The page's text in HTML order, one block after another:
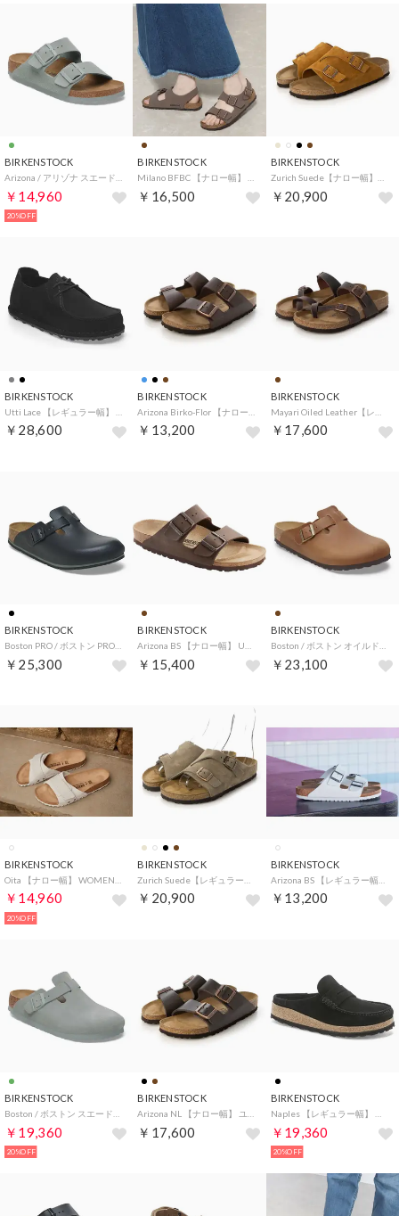
BIRKENSTOCK
Arizona / アリゾナ スエードレザー 【ナロー幅】 UNISEX （ピュアセージ）
￥14,960
20%OFF
BIRKENSTOCK
Milano BFBC 【ナロー幅】 （モカ）
￥16,500
BIRKENSTOCK
Zurich Suede【ナロー幅】ユニセックス （ミンク）
￥20,900
BIRKENSTOCK
￥28,600
BIRKENSTOCK
￥13,200
BIRKENSTOCK
￥17,600
BIRKENSTOCK
Boston PRO / ボストン PRO スムースレザー 【ナロー幅】 UNISEX （ブラック）
￥25,300
BIRKENSTOCK
Arizona BS 【ナロー幅】 UNISEX （モカ）
￥15,400
BIRKENSTOCK
Boston / ボストン オイルドレザー 【レギュラー幅】 UNISEX （コニャック）
￥23,100
BIRKENSTOCK
￥14,960
20%OFF
BIRKENSTOCK
￥20,900
BIRKENSTOCK
￥13,200
BIRKENSTOCK
Boston / ボストン スエードレザー 【ナロー幅】 UNISEX （ピュアセージ）
￥19,360
20%OFF
BIRKENSTOCK
Arizona NL 【ナロー幅】 ユニセックス （ダークブラウン）
￥17,600
BIRKENSTOCK
Naples 【レギュラー幅】 （ブラック）
￥19,360
20%OFF